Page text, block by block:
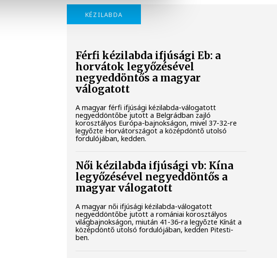
KÉZILABDA
Férfi kézilabda ifjúsági Eb: a
horvátok legyőzésével
negyeddöntős a magyar
válogatott
A magyar férfi ifjúsági kézilabda-válogatott
negyeddöntőbe jutott a Belgrádban zajló
korosztályos Európa-bajnokságon, mivel 37-32-re
legyőzte Horvátországot a középdöntő utolsó
fordulójában, kedden.
Női kézilabda ifjúsági vb: Kína
legyőzésével negyeddöntős a
magyar válogatott
A magyar női ifjúsági kézilabda-válogatott
negyeddöntőbe jutott a romániai korosztályos
világbajnokságon, miután 41-36-ra legyőzte Kínát a
középdöntő utolsó fordulójában, kedden Pitesti-
ben.